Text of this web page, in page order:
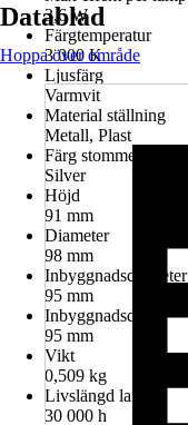
3,6 W
Färgtemperatur
3 000 K
Ljusfärg
Varmvit
Material ställning
Metall, Plast
Färg stomme
Silver
Höjd
91 mm
Diameter
98 mm
Inbyggnadsdiameter
95 mm
Inbyggnadsdjup
95 mm
Vikt
0,509 kg
Livslängd lampa
30 000 h
Datablad
Hoppa över område